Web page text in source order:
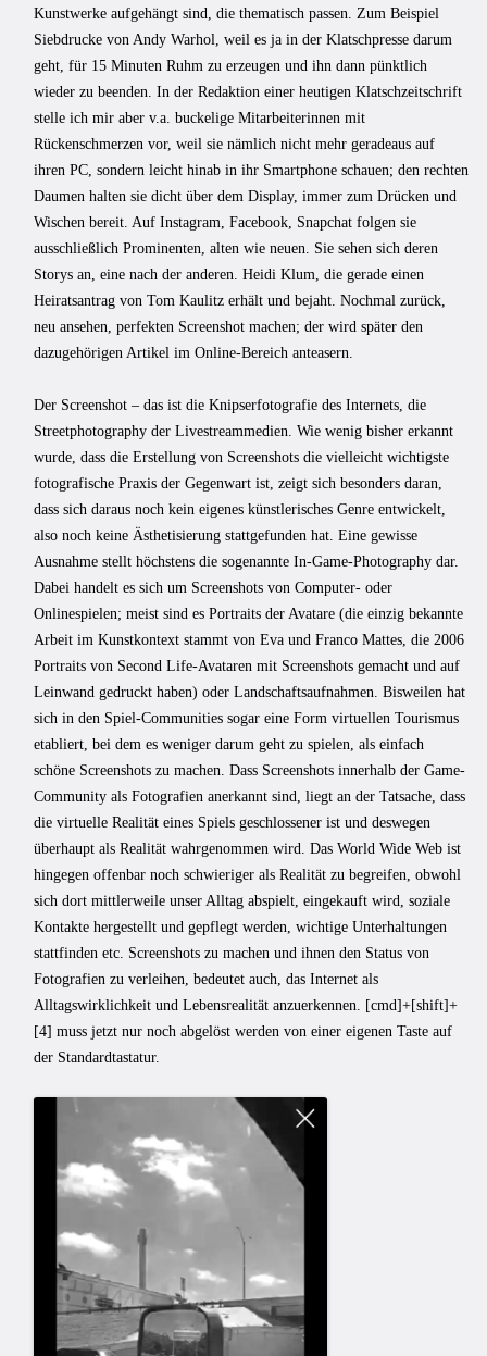
Kunstwerke aufgehängt sind, die thematisch passen. Zum Beispiel
Siebdrucke von Andy Warhol, weil es ja in der Klatschpresse darum
geht, für 15 Minuten Ruhm zu erzeugen und ihn dann pünktlich
wieder zu beenden. In der Redaktion einer heutigen Klatschzeitschrift
stelle ich mir aber v.a. buckelige Mitarbeiterinnen mit
Rückenschmerzen vor, weil sie nämlich nicht mehr geradeaus auf
ihren PC, sondern leicht hinab in ihr Smartphone schauen; den rechten
Daumen halten sie dicht über dem Display, immer zum Drücken und
Wischen bereit. Auf Instagram, Facebook, Snapchat folgen sie
ausschließlich Prominenten, alten wie neuen. Sie sehen sich deren
Storys an, eine nach der anderen. Heidi Klum, die gerade einen
Heiratsantrag von Tom Kaulitz erhält und bejaht. Nochmal zurück,
neu ansehen, perfekten Screenshot machen; der wird später den
dazugehörigen Artikel im Online-Bereich anteasern.
Der Screenshot – das ist die Knipserfotografie des Internets, die
Streetphotography der Livestreammedien. Wie wenig bisher erkannt
wurde, dass die Erstellung von Screenshots die vielleicht wichtigste
fotografische Praxis der Gegenwart ist, zeigt sich besonders daran,
dass sich daraus noch kein eigenes künstlerisches Genre entwickelt,
also noch keine Ästhetisierung stattgefunden hat. Eine gewisse
Ausnahme stellt höchstens die sogenannte In-Game-Photography dar.
Dabei handelt es sich um Screenshots von Computer- oder
Onlinespielen; meist sind es Portraits der Avatare (die einzig bekannte
Arbeit im Kunstkontext stammt von Eva und Franco Mattes, die 2006
Portraits von Second Life-Avataren mit Screenshots gemacht und auf
Leinwand gedruckt haben) oder Landschaftsaufnahmen. Bisweilen hat
sich in den Spiel-Communities sogar eine Form virtuellen Tourismus
etabliert, bei dem es weniger darum geht zu spielen, als einfach
schöne Screenshots zu machen. Dass Screenshots innerhalb der Game-
Community als Fotografien anerkannt sind, liegt an der Tatsache, dass
die virtuelle Realität eines Spiels geschlossener ist und deswegen
überhaupt als Realität wahrgenommen wird. Das World Wide Web ist
hingegen offenbar noch schwieriger als Realität zu begreifen, obwohl
sich dort mittlerweile unser Alltag abspielt, eingekauft wird, soziale
Kontakte hergestellt und gepflegt werden, wichtige Unterhaltungen
stattfinden etc. Screenshots zu machen und ihnen den Status von
Fotografien zu verleihen, bedeutet auch, das Internet als
Alltagswirklichkeit und Lebensrealität anzuerkennen. [cmd]+[shift]+
[4] muss jetzt nur noch abgelöst werden von einer eigenen Taste auf
der Standardtastatur.